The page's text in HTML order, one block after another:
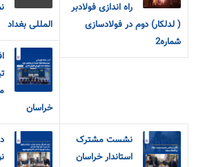
راه اندازی فولادبر
( لدلکار) دوم در فولادسازی
شماره2
المللی بغداد
خراسان
نشست مشترک
استاندار خراسان